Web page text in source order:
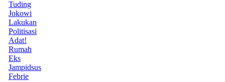
Tuding
Jokowi
Lakukan
Politisasi
Adat!
Rumah
Eks
Jampidsus
Febrie